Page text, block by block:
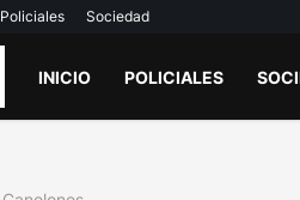
Policiales Sociedad
INICIO POLICIALES